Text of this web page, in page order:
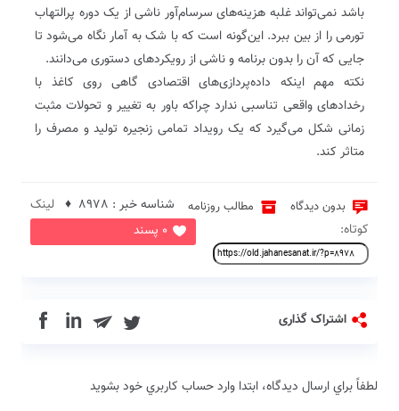
باشد نمی‌تواند غلبه هزینه‌های سرسام‌آور ناشی از یک دوره پرالتهاب
تورمی را از بین ببرد. این‌گونه است که با شک به آمار نگاه می‌شود تا
جایی که آن را بدون برنامه و ناشی از رویکردهای دستوری می‌دانند.
نکته مهم اینکه داده‌پردازی‌های اقتصادی گاهی روی کاغذ با
رخدادهای واقعی تناسبی ندارد چراکه باور به تغییر و تحولات مثبت
زمانی شکل می‌گیرد که یک رویداد تمامی زنجیره تولید و مصرف را
متاثر کند.
بدون دیدگاه مطالب روزنامه
0 پسند
شناسه خبر : 8978 ♦
لینک
کوتاه:
اشتراک گذاری in
لطفاً براي ارسال دیدگاه، ابتدا وارد حساب كاربري خود بشويد